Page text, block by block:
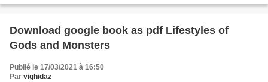
Download google book as pdf Lifestyles of
Gods and Monsters
Publié le 17/03/2021 à 16:50
Par vighidaz